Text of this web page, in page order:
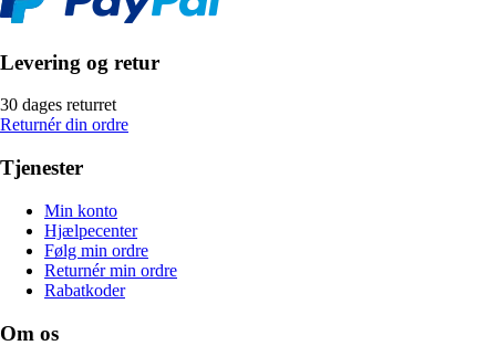
Levering og retur
30 dages returret
Returnér din ordre
Tjenester
Min konto
Hjælpecenter
Følg min ordre
Returnér min ordre
Rabatkoder
Om os